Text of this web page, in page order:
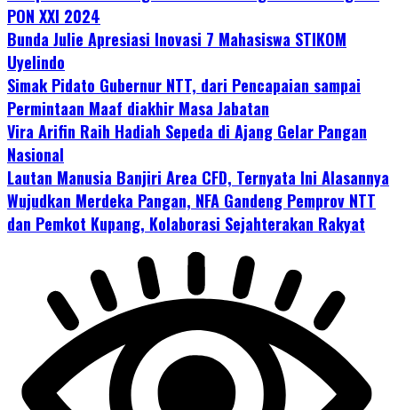
PON XXI 2024
Bunda Julie Apresiasi Inovasi 7 Mahasiswa STIKOM
Uyelindo
Simak Pidato Gubernur NTT, dari Pencapaian sampai
Permintaan Maaf diakhir Masa Jabatan
Vira Arifin Raih Hadiah Sepeda di Ajang Gelar Pangan
Nasional
Lautan Manusia Banjiri Area CFD, Ternyata Ini Alasannya
Wujudkan Merdeka Pangan, NFA Gandeng Pemprov NTT
dan Pemkot Kupang, Kolaborasi Sejahterakan Rakyat